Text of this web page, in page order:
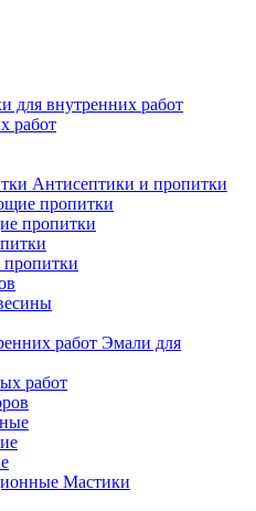
для внутренних работ
работ
Антисептики и пропитки
пропитки
Эмали для
работ
Мастики